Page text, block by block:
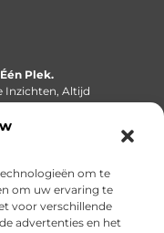
om te
om uw ervaring te
voor verschillende
advertenties en het
Plek.
Inzichten, Altijd